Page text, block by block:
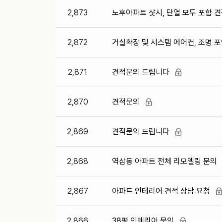
2,873 노후아파트 샷시, 단열 모두 포함 견
2,872 거실확장 및 시스템 에어컨, 조명
2,871 견적문의 드립니다
2,870 견적문의
2,869 견적문의 드립니다
2,868 역삼동 아파트 전체 리모델링 문의
2,867 아파트 인테리어 견적 상담 요청